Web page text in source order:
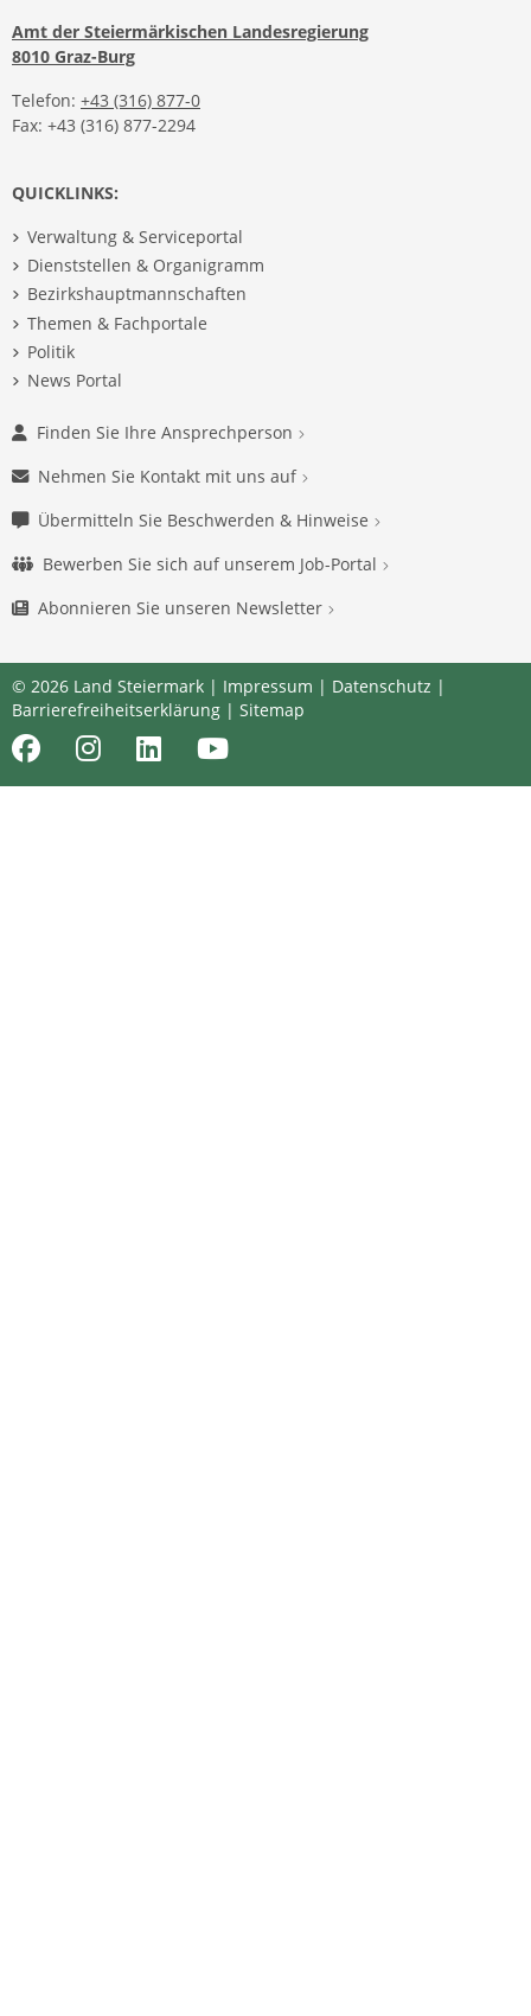
Amt der Steiermärkischen Landesregierung
8010 Graz-Burg
Telefon: +43 (316) 877-0
Fax: +43 (316) 877-2294
QUICKLINKS:
Verwaltung & Serviceportal
Dienststellen & Organigramm
Bezirkshauptmannschaften
Themen & Fachportale
Politik
News Portal
Finden Sie Ihre Ansprechperson
Nehmen Sie Kontakt mit uns auf
Übermitteln Sie Beschwerden & Hinweise
Bewerben Sie sich auf unserem Job-Portal
Abonnieren Sie unseren Newsletter
© 2026 Land Steiermark | Impressum | Datenschutz |
Barrierefreiheitserklärung | Sitemap
FacebookInstagramLinkedInYoutube